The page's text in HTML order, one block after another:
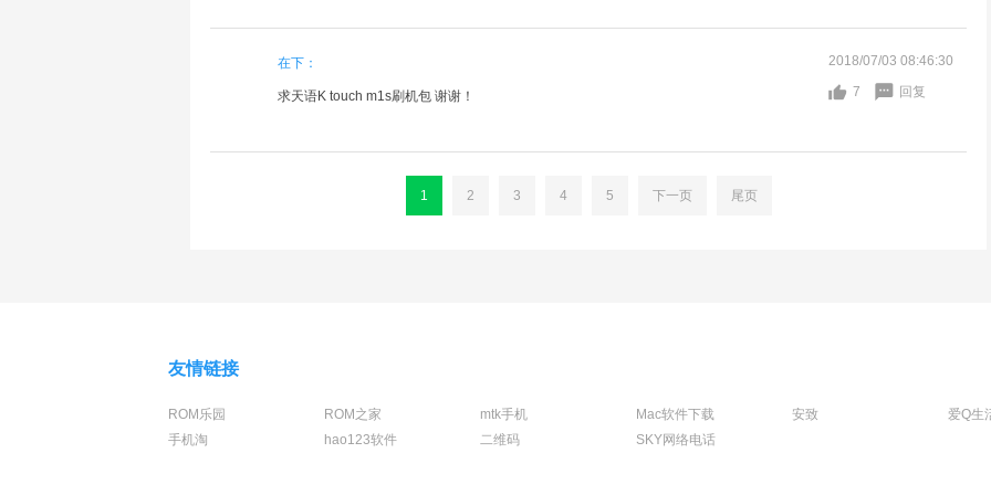
在下：
求天语K touch m1s刷机包 谢谢！
2018/07/03 08:46:30
7
回复
1 2 3 4 5 下一页 尾页
友情链接
ROM乐园 ROM之家 mtk手机 Mac软件下载 安致 爱Q生
手机淘
hao123软件 二维码 SKY网络电话